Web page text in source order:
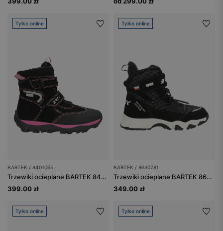
Tylko online
BARTEK / 8401065
Trzewiki ocieplane BARTEK 84010-65, czarno-różowe
399.00 zł
Tylko online
BARTEK / 8630781
Trzewiki ocieplane BARTEK 86307-81, czarne
349.00 zł
Tylko online Tylko online